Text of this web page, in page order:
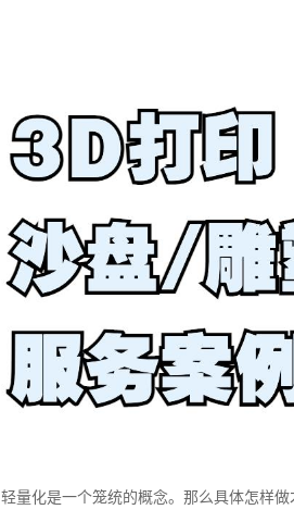
轻量化是一个笼统的概念。那么具体怎样